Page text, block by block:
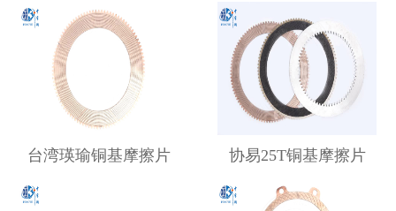
新闻资讯
产品中心
应用案例
海天企业
联系我们
台湾瑛瑜铜基摩擦片 协易25T铜基摩擦片